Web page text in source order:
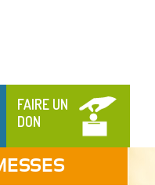
FAIRE UN
DON